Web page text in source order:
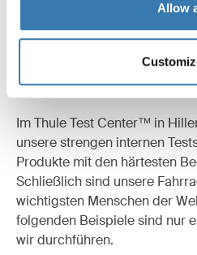
Allow
Bis an die Grenzen
Im Thule Test Center™ in
unsere strengen internen
Produkte mit den härtesten
Schließlich sind unsere
wichtigsten Menschen der
folgenden Beispiele sind nur
wir durchführen.